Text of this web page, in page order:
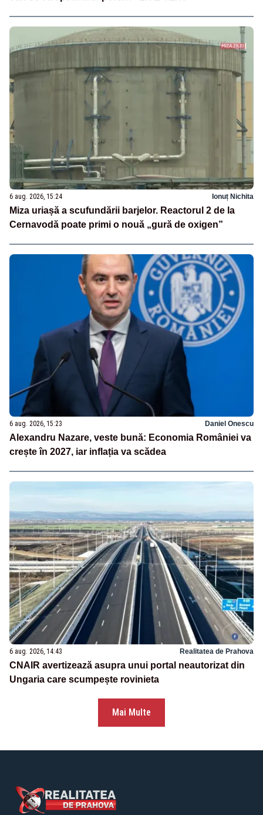
6 aug. 2026, 15:24 Ionuț Nichita
Miza uriașă a scufundării barjelor. Reactorul 2 de la
Cernavodă poate primi o nouă „gură de oxigen”
6 aug. 2026, 15:23 Daniel Onescu
Alexandru Nazare, veste bună: Economia României va
crește în 2027, iar inflația va scădea
6 aug. 2026, 14:43 Realitatea de Prahova
CNAIR avertizează asupra unui portal neautorizat din
Ungaria care scumpește rovinieta
Mai Multe